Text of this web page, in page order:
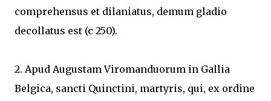
comprehensus et dilaniatus, demum gladio
decollatus est (c 250).
2. Apud Augustam Viromanduorum in Gallia
Belgica, sancti Quinctini, martyris, qui, ex ordine